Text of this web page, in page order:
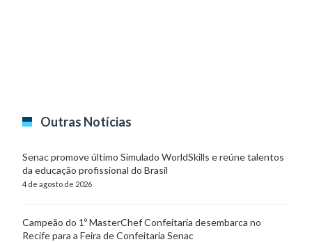
Outras Notícias
Senac promove último Simulado WorldSkills e reúne talentos
da educação profissional do Brasil
4 de agosto de 2026
Campeão do 1º MasterChef Confeitaria desembarca no
Recife para a Feira de Confeitaria Senac